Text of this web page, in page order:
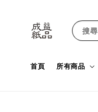
搜尋
首頁 所有商品